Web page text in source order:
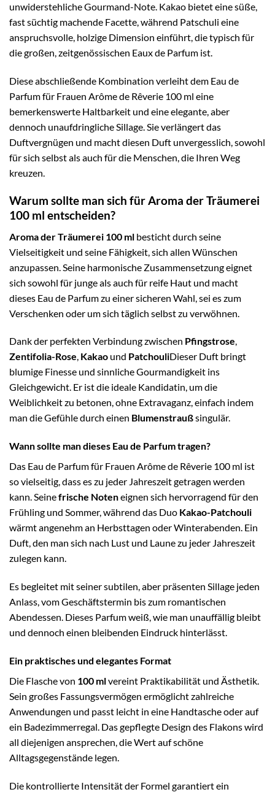
unwiderstehliche Gourmand-Note. Kakao bietet eine süße,
fast süchtig machende Facette, während Patschuli eine
anspruchsvolle, holzige Dimension einführt, die typisch für
die großen, zeitgenössischen Eaux de Parfum ist.
Diese abschließende Kombination verleiht dem Eau de
Parfum für Frauen Arôme de Rêverie 100 ml eine
bemerkenswerte Haltbarkeit und eine elegante, aber
dennoch unaufdringliche Sillage. Sie verlängert das
Duftvergnügen und macht diesen Duft unvergesslich, sowohl
für sich selbst als auch für die Menschen, die Ihren Weg
kreuzen.
Warum sollte man sich für Aroma der Träumerei
100 ml entscheiden?
Aroma der Träumerei 100 ml besticht durch seine
Vielseitigkeit und seine Fähigkeit, sich allen Wünschen
anzupassen. Seine harmonische Zusammensetzung eignet
sich sowohl für junge als auch für reife Haut und macht
dieses Eau de Parfum zu einer sicheren Wahl, sei es zum
Verschenken oder um sich täglich selbst zu verwöhnen.
Dank der perfekten Verbindung zwischen Pfingstrose,
Zentifolia-Rose, Kakao und PatchouliDieser Duft bringt
blumige Finesse und sinnliche Gourmandigkeit ins
Gleichgewicht. Er ist die ideale Kandidatin, um die
Weiblichkeit zu betonen, ohne Extravaganz, einfach indem
man die Gefühle durch einen Blumenstraußsingulär.
Wann sollte man dieses Eau de Parfum tragen?
Das Eau de Parfum für Frauen Arôme de Rêverie 100 ml ist
so vielseitig, dass es zu jeder Jahreszeit getragen werden
kann. Seinefrische Noteneignen sich hervorragend für den
Frühling und Sommer, während das Duo Kakao-Patchouli
wärmt angenehm an Herbsttagen oder Winterabenden. Ein
Duft, den man sich nach Lust und Laune zu jeder Jahreszeit
zulegen kann.
Es begleitet mit seiner subtilen, aber präsenten Sillage jeden
Anlass, vom Geschäftstermin bis zum romantischen
Abendessen. Dieses Parfum weiß, wie man unauffällig bleibt
und dennoch einen bleibenden Eindruck hinterlässt.
Ein praktisches und elegantes Format
Die Flasche von 100 mlvereint Praktikabilität und Ästhetik.
Sein großes Fassungsvermögen ermöglicht zahlreiche
Anwendungen und passt leicht in eine Handtasche oder auf
ein Badezimmerregal. Das gepflegte Design des Flakons wird
all diejenigen ansprechen, die Wert auf schöne
Alltagsgegenstände legen.
Die kontrollierte Intensität der Formel garantiert ein